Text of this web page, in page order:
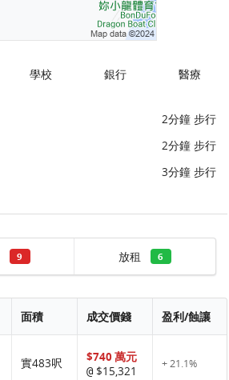
學校 銀行 醫療
2分鐘 步行
2分鐘 步行
3分鐘 步行
9 放租 6
面積 成交價錢 盈利/蝕讓
實483呎 $740 萬元
@ $15,321
+ 21.1%